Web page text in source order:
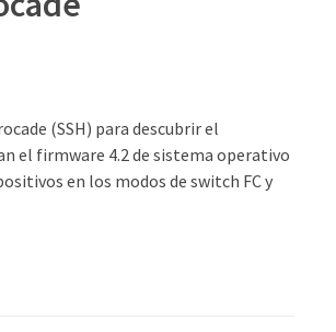
(SSH) para descubrir el
el firmware 4.2 de sistema operativo
en los modos de switch FC y